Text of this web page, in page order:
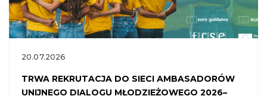
20.07.2026
TRWA REKRUTACJA DO SIECI AMBASADORÓW
UNIJNEGO DIALOGU MŁODZIEŻOWEGO 2026–